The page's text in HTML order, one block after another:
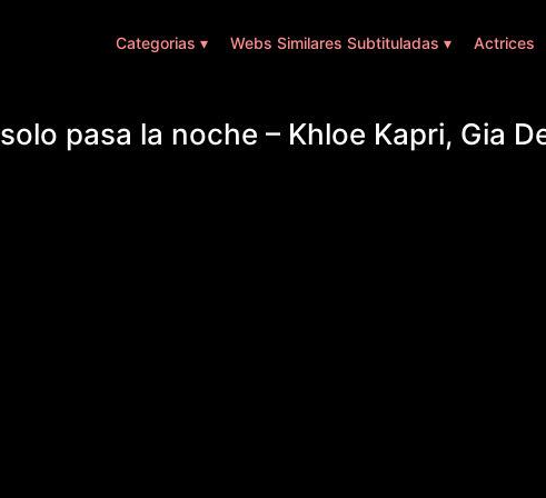
Categorias ▾ Webs Similares Subtituladas ▾ Actrices
solo pasa la noche – Khloe Kapri, Gia